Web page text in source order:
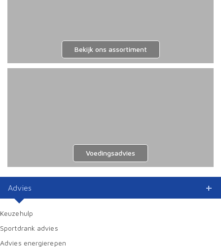
Bekijk ons assortiment
Voedingsadvies
Advies
Keuzehulp
Sportdrank advies
Advies energierepen